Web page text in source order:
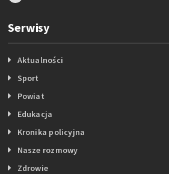
Serwisy
Aktualności
Sport
Powiat
Edukacja
Kronika policyjna
Nasze rozmowy
Zdrowie